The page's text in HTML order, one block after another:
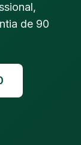
de 90